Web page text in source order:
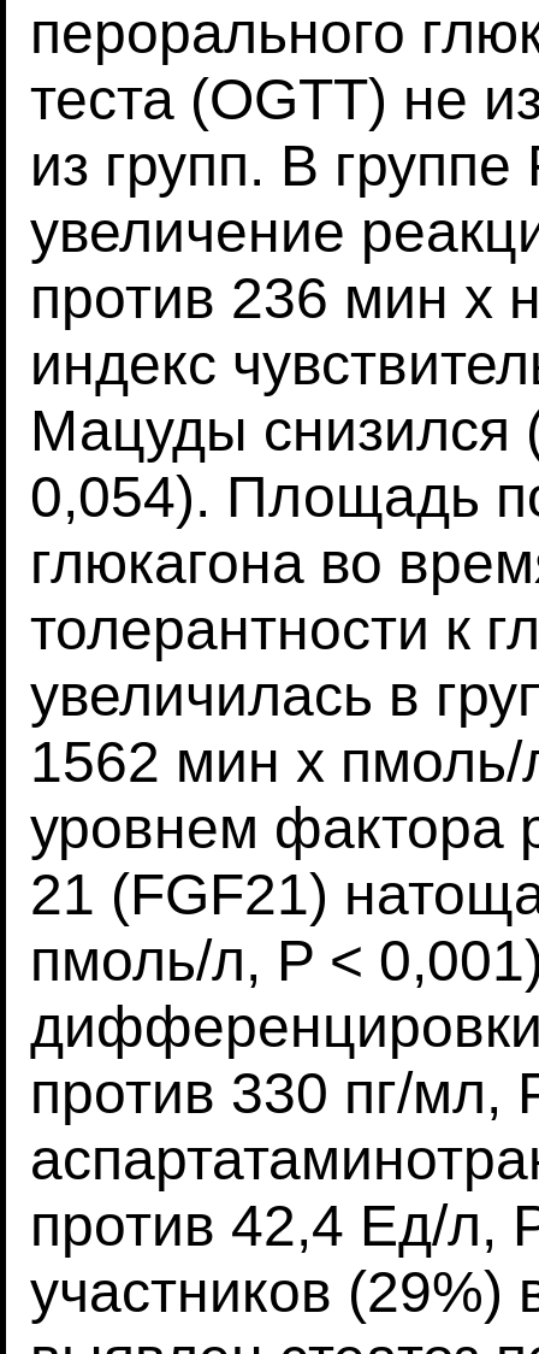
перорального
теста (OGTT) не
из групп. В
увеличение
против 236 мин х
индекс
Мацуды снизился
0,054). Площадь
глюкагона во
толерантности к
увеличилась в
1562 мин х пмоль/
уровнем фактора
21 (FGF21)
пмоль/л, P <
против 330 пг/мл,
против 42,4 Ед/л,
участников (29%)